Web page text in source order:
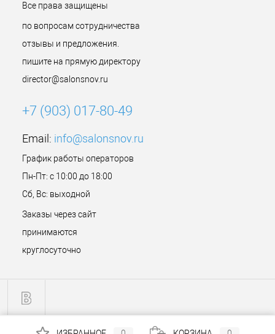
Все права защищены
по вопросам сотрудничества
отзывы и предложения.
пишите на прямую директору
director@salonsnov.ru
+7 (903) 017-80-49
Email: info@salonsnov.ru
График работы операторов
Пн-Пт: с 10:00 до 18:00
Сб, Вс: выходной
Заказы через сайт
принимаются
круглосуточно